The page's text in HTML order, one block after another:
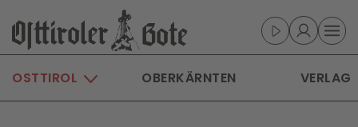
Skip to main content
OSTTIROL OBERKÄRNTEN VERLAG